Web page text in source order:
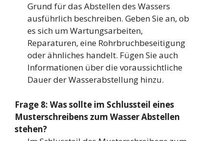
Grund für das Abstellen des Wassers
ausführlich beschreiben. Geben Sie an, ob
es sich um Wartungsarbeiten,
Reparaturen, eine Rohrbruchbeseitigung
oder ähnliches handelt. Fügen Sie auch
Informationen über die voraussichtliche
Dauer der Wasserabstellung hinzu.
Frage 8: Was sollte im Schlussteil eines
Musterschreibens zum Wasser Abstellen
stehen?